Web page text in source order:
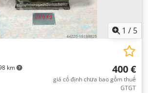
1 / 5
km 400 €
giá cố định chưa bao gồm thuế
GTGT